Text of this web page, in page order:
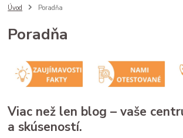
ako zmerať psa
zmena času
zimný čas
pivovarské kvasnice
srsť pes
imunita zviera
Saccharomyces cerevisiae
B vitamíny
doplnky
zdravé trávenie
ako čítať obaly
kvalitné granule
mačacie kŕmenie
mačacie fúzy mačací spánok
starostlivosť o mačku
Úvod Poradňa
Poradňa
Viac než len blog – vaše
a skúseností.